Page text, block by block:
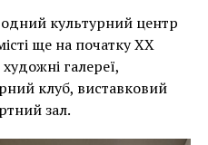
мурал, злодії,
фрагменти, щоб
в стіні та члени
з неприємностей, з
Куттсам. Після крадіжки
найняти охоронця,
культурний центр
ще на початку XX
галереї,
клуб, виставковий
зал.